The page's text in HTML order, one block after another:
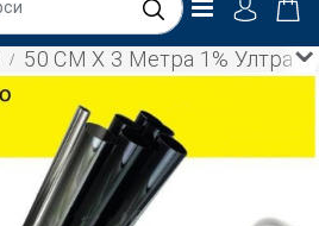
50 СМ X 3 Метра 1% Ултра